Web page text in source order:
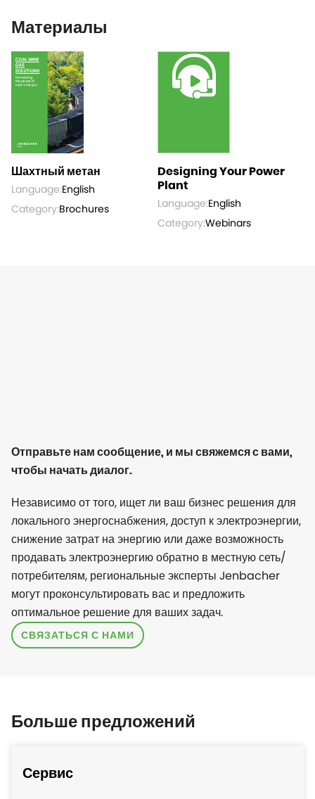
Материалы
Шахтный метан
Language:English
Category:Brochures
Designing Your Power
Plant
Language:English
Category:Webinars
Отправьте нам сообщение, и мы свяжемся с вами,
чтобы начать диалог.
Независимо от того, ищет ли ваш бизнес решения для
локального энергоснабжения, доступ к электроэнергии,
снижение затрат на энергию или даже возможность
продавать электроэнергию обратно в местную сеть/
потребителям, региональные эксперты Jenbacher
могут проконсультировать вас и предложить
оптимальное решение для ваших задач.
СВЯЗАТЬСЯ С НАМИ
Больше предложений
Сервис